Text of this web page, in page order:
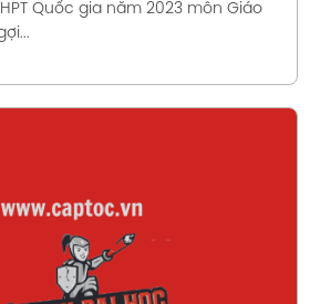
Quốc gia năm 2023 môn Giáo
Xem chi tiết